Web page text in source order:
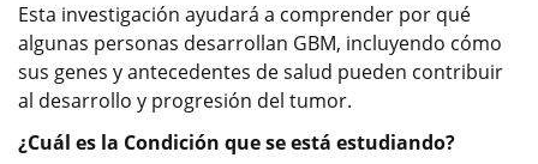
Esta investigación ayudará a comprender por qué
algunas personas desarrollan GBM, incluyendo cómo
sus genes y antecedentes de salud pueden contribuir
al desarrollo y progresión del tumor.
¿Cuál es la Condición que se está estudiando?